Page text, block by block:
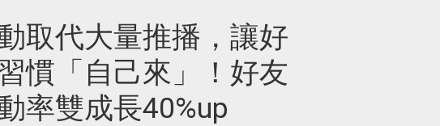
取代大量推播，讓好
慣「自己來」！好友
率雙成長40%up